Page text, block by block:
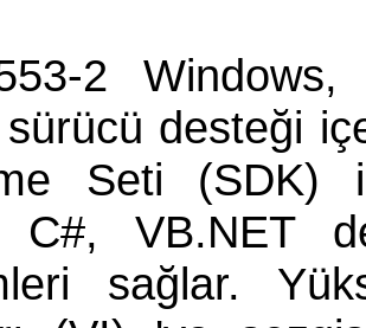
2
sürücü desteği
Seti (SDK)
C#, VB.NET
sağlar.